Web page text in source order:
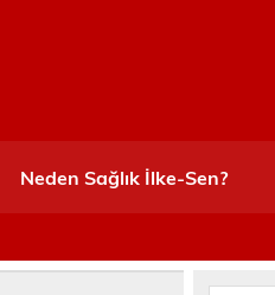
Neden Sağlık İlke-Sen?